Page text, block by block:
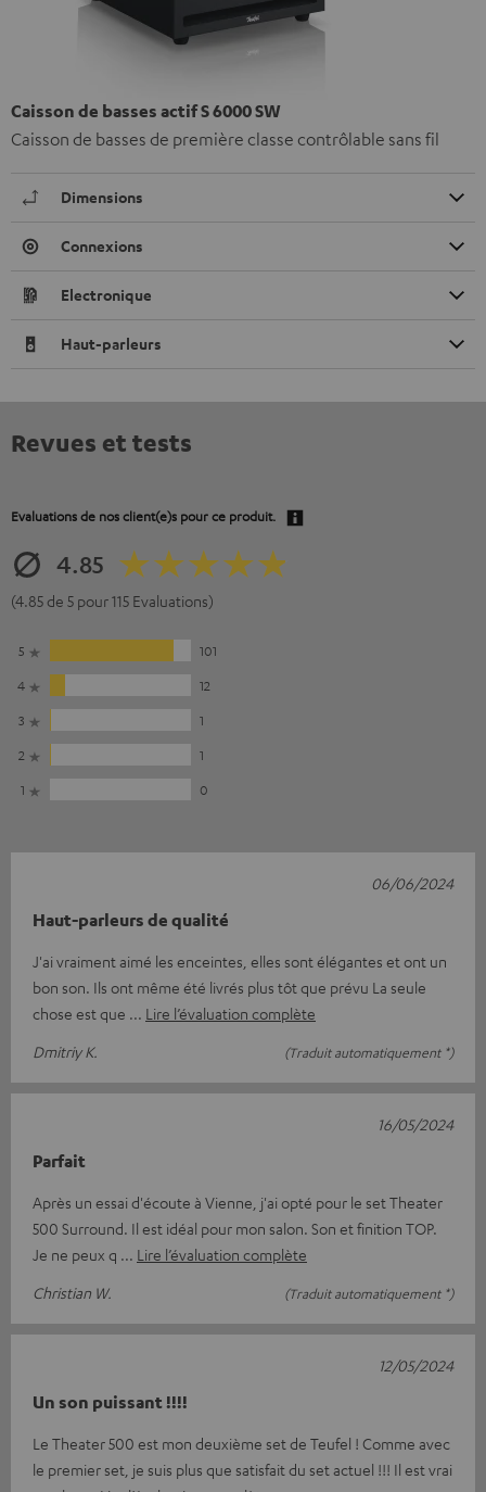
Caisson de basses actif S 6000 SW
Caisson de basses de première classe contrôlable sans fil
Dimensions
Connexions
Electronique
Haut-parleurs
Revues et tests
Evaluations de nos client(e)s pour ce produit.
4.85
(4.85 de 5 pour 115 Evaluations)
5
101
4
12
3
1
2
1
1
0
Haut-parleurs de qualité
J'ai vraiment aimé les enceintes, elles sont élégantes et ont un
bon son. Ils ont même été livrés plus tôt que prévu La seule
chose est que
Lire l’évaluation complète
Dmitriy K.
(Traduit automatiquement *)
06/06/2024
Parfait
Après un essai d'écoute à Vienne, j'ai opté pour le set Theater
500 Surround. Il est idéal pour mon salon. Son et finition TOP.
Je ne peux q
Lire l’évaluation complète
Christian W.
(Traduit automatiquement *)
16/05/2024
Un son puissant !!!!
Le Theater 500 est mon deuxième set de Teufel ! Comme avec
le premier set, je suis plus que satisfait du set actuel !!! Il est vrai
12/05/2024